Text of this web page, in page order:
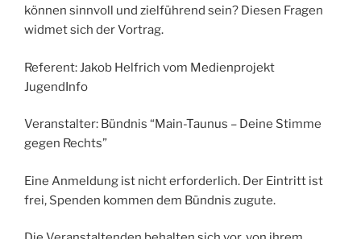
können sinnvoll und zielführend sein? Diesen Fragen
widmet sich der Vortrag.
Referent: Jakob Helfrich vom Medienprojekt
JugendInfo
Veranstalter: Bündnis “Main-Taunus – Deine Stimme
gegen Rechts”
Eine Anmeldung ist nicht erforderlich. Der Eintritt ist
frei, Spenden kommen dem Bündnis zugute.